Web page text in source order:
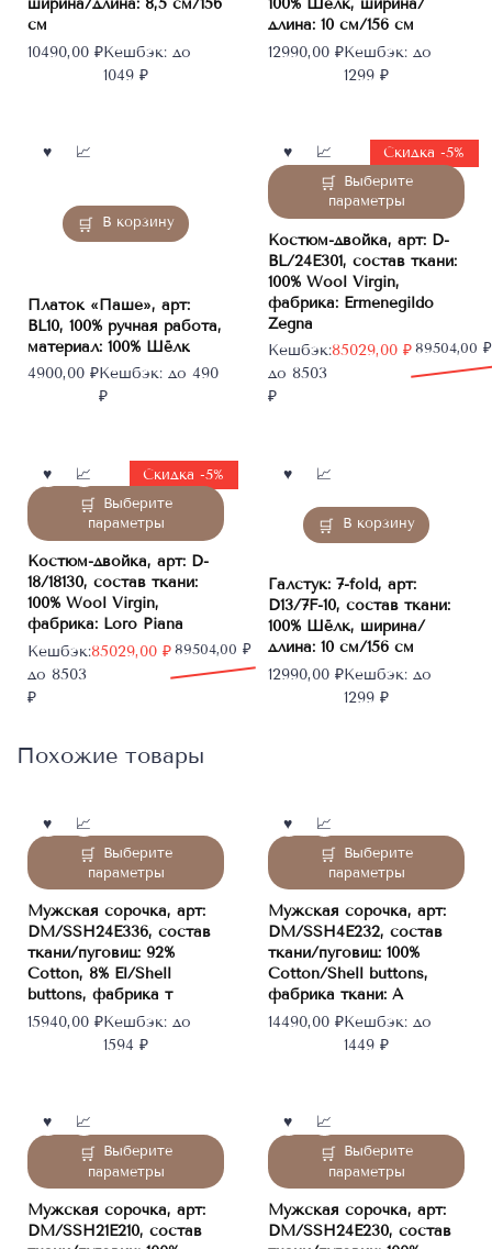
см
10490,00 ₽Кешбэк: до
1049 ₽
длина: 10 см/156 см
12990,00 ₽Кешбэк: до
1299 ₽
В корзину
Платок «Паше», арт:
BL10, 100% ручная работа,
материал: 100% Шёлк
4900,00 ₽Кешбэк: до 490
₽
Выберите
параметры
Этот
товар
имеет
несколько
вариаций.
Опции
можно
на
странице
Скидка -5%
Костюм-двойка, арт: D-
BL/24E301, состав ткани:
100% Wool Virgin,
фабрика: Ermenegildo
Zegna
89504,00 ₽
Первоначальная
цена
составляла
85029,00 ₽
Текущая
цена:
85029,00 ₽.
Кешбэк:
до 8503
₽
Выберите
параметры
Этот
товар
имеет
несколько
вариаций.
Опции
можно
выбрать
Скидка -5%
Костюм-двойка, арт: D-
18/18130, состав ткани:
100% Wool Virgin,
фабрика: Loro Piana
89504,00 ₽
Первоначальная
цена
составляла
85029,00 ₽
Текущая
цена:
85029,00 ₽.
Кешбэк:
до 8503
₽
В корзину
Галстук: 7-fold, арт:
D13/7F-10, состав ткани:
100% Шёлк, ширина/
длина: 10 см/156 см
12990,00 ₽Кешбэк: до
1299 ₽
Похожие товары
Выберите
параметры
Этот
товар
имеет
несколько
вариаций.
Опции
можно
выбрать
на
странице
Мужская сорочка, арт:
DM/SSH24E336, состав
ткани/пуговиц: 92%
Cotton, 8% El/Shell
buttons, фабрика т
15940,00 ₽Кешбэк: до
1594 ₽
Выберите
параметры
Этот
товар
имеет
несколько
вариаций.
Опции
можно
на
странице
Мужская сорочка, арт:
DM/SSH4E232, состав
ткани/пуговиц: 100%
Cotton/Shell buttons,
фабрика ткани: A
14490,00 ₽Кешбэк: до
1449 ₽
Выберите
параметры
Этот
товар
имеет
несколько
вариаций.
Мужская сорочка, арт:
DM/SSH21E210, состав
Выберите
параметры
Этот
товар
имеет
несколько
вариаций.
Мужская сорочка, арт:
DM/SSH24E230, состав